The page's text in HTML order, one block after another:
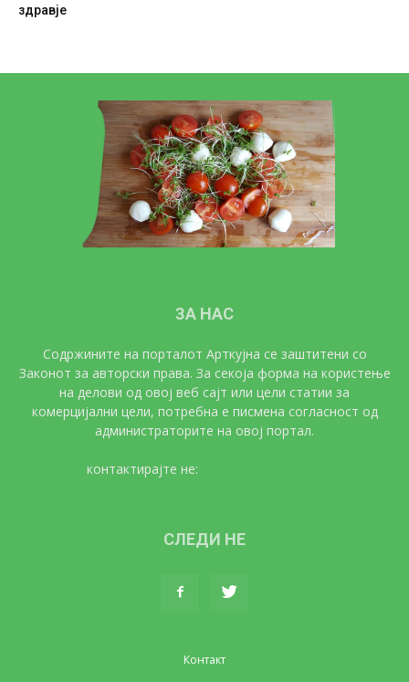
здравје
ЗА НАС
Содржините на порталот Арткујна се заштитени со
Законот за авторски права. За секоја форма на користење
на делови од овој веб сајт или цели статии за
комерцијални цели, потребна е писмена согласност од
администраторите на овој портал.
контактирајте не:
СЛЕДИ НЕ
Контакт